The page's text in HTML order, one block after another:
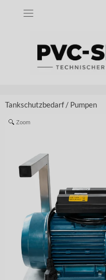
Tankschutzbedarf / Pumpen
Zoom